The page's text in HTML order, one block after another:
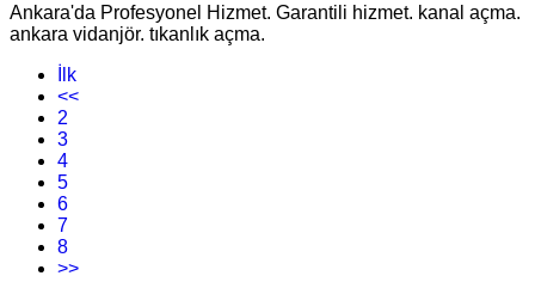
Ankara'da Profesyonel Hizmet. Garantili hizmet. kanal açma.
ankara vidanjör. tıkanlık açma.
İlk
<<
2
3
4
5
6
7
8
>>